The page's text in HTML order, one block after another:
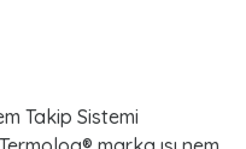
Takip Sistemi